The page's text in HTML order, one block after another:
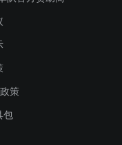
策
包